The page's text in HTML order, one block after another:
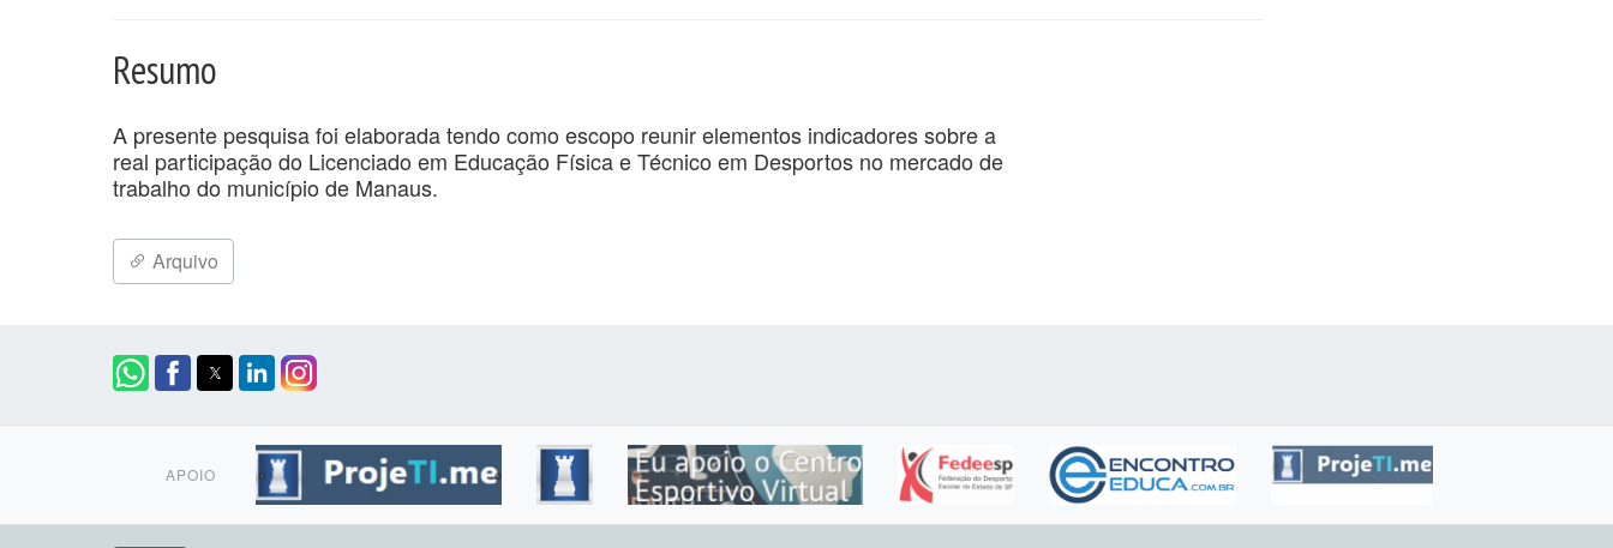
Resumo
A presente pesquisa foi elaborada tendo como escopo reunir elementos indicadores sobre a
real participação do Licenciado em Educação Física e Técnico em Desportos no mercado de
trabalho do município de Manaus.
Arquivo
APOIO